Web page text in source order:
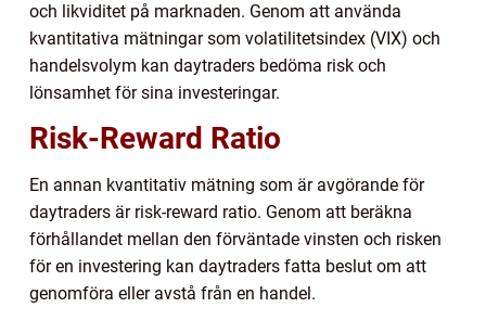
och likviditet på marknaden. Genom att använda
kvantitativa mätningar som volatilitetsindex (VIX) och
handelsvolym kan daytraders bedöma risk och
lönsamhet för sina investeringar.
Risk-Reward Ratio
En annan kvantitativ mätning som är avgörande för
daytraders är risk-reward ratio. Genom att beräkna
förhållandet mellan den förväntade vinsten och risken
för en investering kan daytraders fatta beslut om att
genomföra eller avstå från en handel.